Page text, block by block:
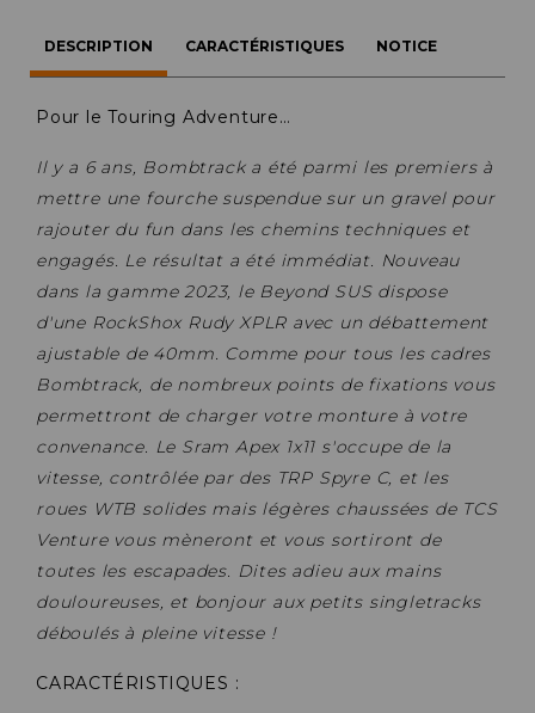
DESCRIPTION CARACTÉRISTIQUES NOTICE
Pour le Touring Adventure…
Il y a 6 ans, Bombtrack a été parmi les premiers à
mettre une fourche suspendue sur un gravel pour
rajouter du fun dans les chemins techniques et
engagés. Le résultat a été immédiat. Nouveau
dans la gamme 2023, le Beyond SUS dispose
d'une RockShox Rudy XPLR avec un débattement
ajustable de 40mm. Comme pour tous les cadres
Bombtrack, de nombreux points de fixations vous
permettront de charger votre monture à votre
convenance. Le Sram Apex 1x11 s'occupe de la
vitesse, contrôlée par des TRP Spyre C, et les
roues WTB solides mais légères chaussées de TCS
Venture vous mèneront et vous sortiront de
toutes les escapades. Dites adieu aux mains
douloureuses, et bonjour aux petits singletracks
déboulés à pleine vitesse !
CARACTÉRISTIQUES :